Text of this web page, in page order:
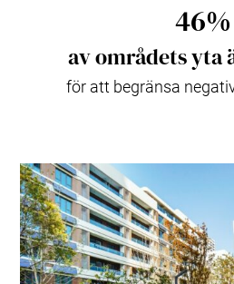
46%
av områdets yta
för att begränsa